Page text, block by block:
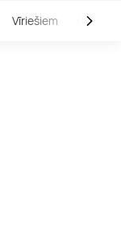
Vīriešiem Outlet